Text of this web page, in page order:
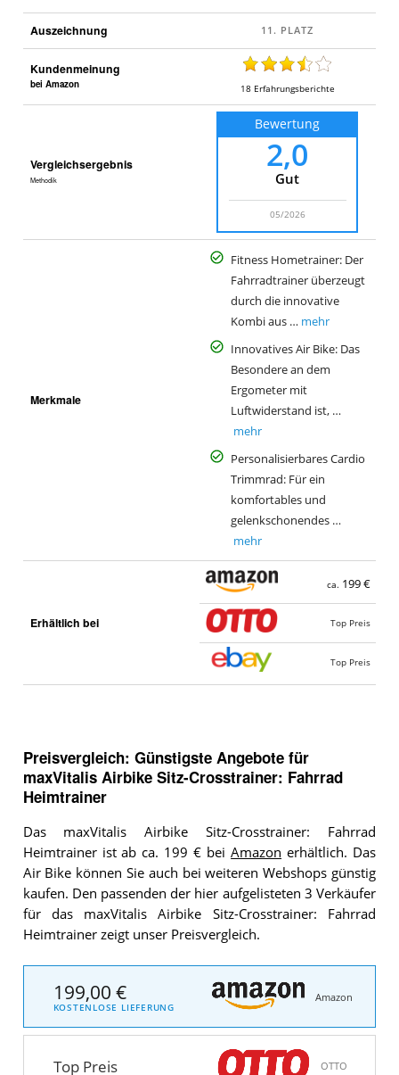
Auszeichnung
Kundenmeinung
bei Amazon 18 Erfahrungsberichte
Vergleichsergebnis
Methodik
Bewertung
2,0
Gut
05/2026
Merkmale
Fitness Hometrainer: Der
Fahrradtrainer überzeugt
durch die innovative
Kombi aus … mehr
Innovatives Air Bike: Das
Besondere an dem
Ergometer mit
Luftwiderstand ist, …
mehr
Personalisierbares Cardio
Trimmrad: Für ein
komfortables und
gelenkschonendes …
mehr
Erhältlich bei
ca. 199 €
Top Preis
Top Preis
Preisvergleich: Günstigste Angebote für
maxVitalis Airbike Sitz-Crosstrainer: Fahrrad
Heimtrainer
Das maxVitalis Airbike Sitz-Crosstrainer: Fahrrad
Heimtrainer ist ab ca. 199 € beiAmazon erhältlich. Das
Air Bike können Sie auch bei weiteren Webshops günstig
kaufen. Den passenden der hier aufgelisteten 3 Verkäufer
für das maxVitalis Airbike Sitz-Crosstrainer: Fahrrad
Heimtrainer zeigt unser Preisvergleich.
199,00 €
KOSTENLOSE LIEFERUNG
Amazon
Top Preis OTTO